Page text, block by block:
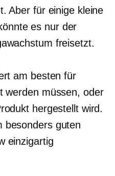
Aber für einige kleine
es nur der
freisetzt.
am besten für
werden müssen, oder
hergestellt wird.
besonders guten
einzigartig